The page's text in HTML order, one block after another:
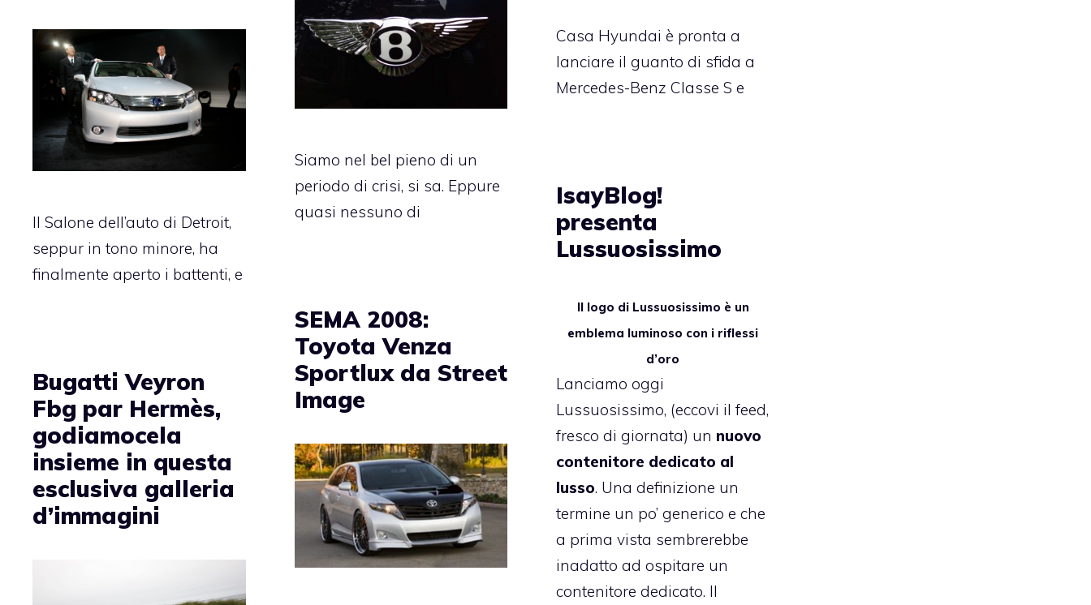
Casa Hyundai è pronta a
lanciare il guanto di sfida a
Mercedes-Benz Classe S e
Il Salone dell’auto di Detroit,
seppur in tono minore, ha
finalmente aperto i battenti, e
Siamo nel bel pieno di un
periodo di crisi, si sa. Eppure
quasi nessuno di
IsayBlog!
presenta
Lussuosissimo
Il logo di Lussuosissimo è un
emblema luminoso con i riflessi
d’oro
Lanciamo oggi
Lussuosissimo, (eccovi il feed,
fresco di giornata) un nuovo
contenitore dedicato al
lusso. Una definizione un
termine un po’ generico e che
a prima vista sembrerebbe
inadatto ad ospitare un
contenitore dedicato. Il
SEMA 2008:
Toyota Venza
Sportlux da Street
Image
Bugatti Veyron
Fbg par Hermès,
godiamocela
insieme in questa
esclusiva galleria
d’immagini